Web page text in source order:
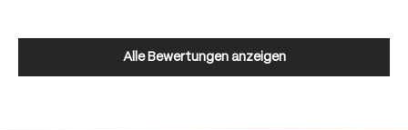
Alle Bewertungen anzeigen